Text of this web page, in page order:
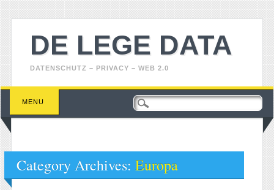
DE LEGE DATA
DATENSCHUTZ – PRIVACY – WEB 2.0
Main menu
Skip
content
MENU
Category Archives: Europa